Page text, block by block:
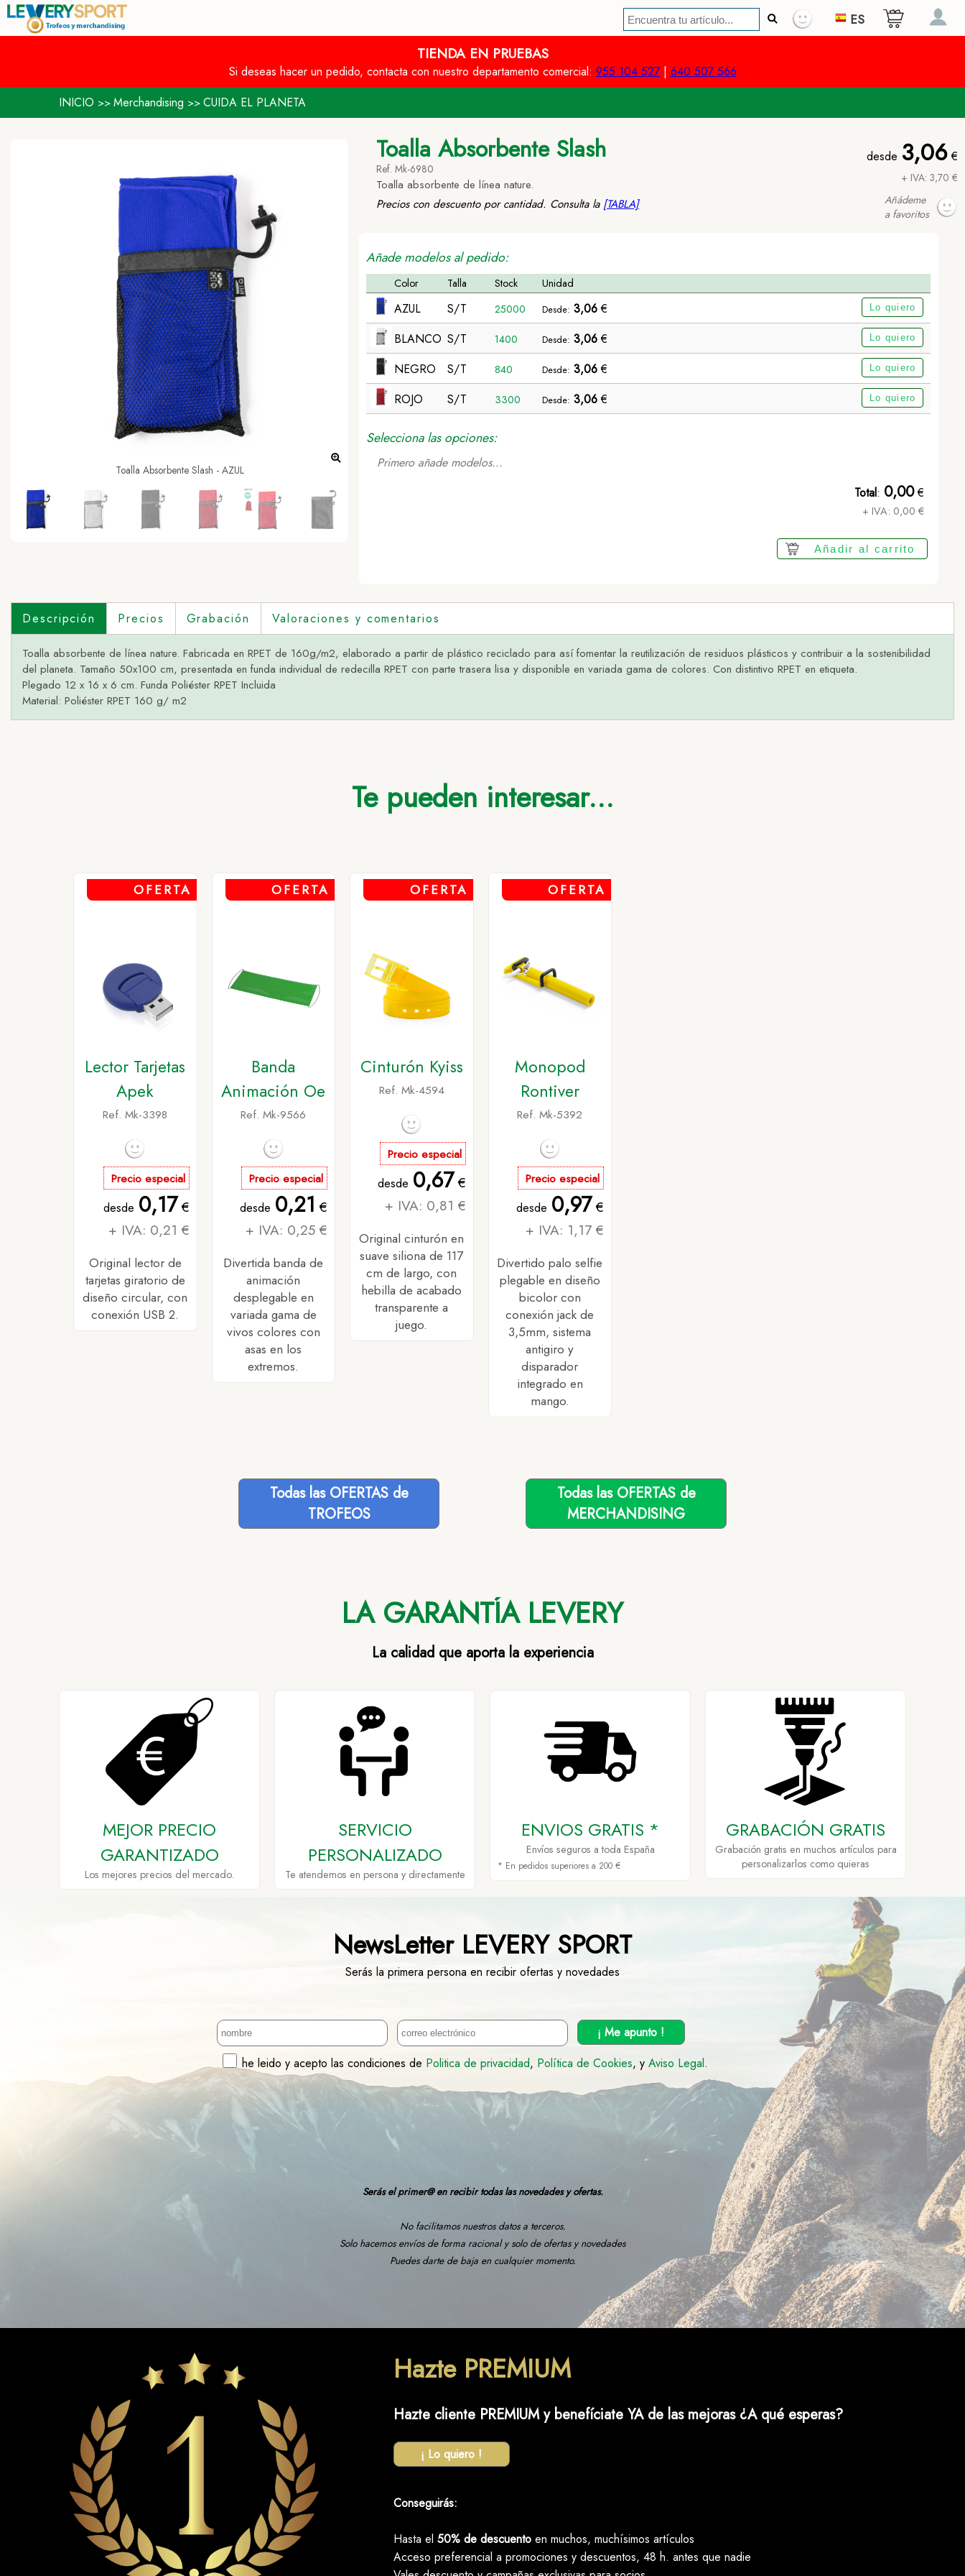
ES
TIENDA EN PRUEBAS
Si deseas hacer un pedido, contacta con nuestro departamento comercial: 955 104 527| 640 507 566
INICIO >> Merchandising >> CUIDA EL PLANETA
Toalla Absorbente Slash
Ref. Mk-6980
Toalla absorbente de línea nature.
Precios con descuento por cantidad. Consulta la [TABLA]
desde 3,06€
+ IVA: 3,70 €
Añádeme
a favoritos
Toalla Absorbente Slash - AZUL Toalla Absorbente Slash - BLANCO
Añade modelos al pedido:
Color Talla Stock Unidad
AZUL S/T 25000 Desde: 3,06€ Lo quiero
BLANCO S/T 1400 Desde: 3,06€ Lo quiero
NEGRO S/T 840 Desde: 3,06€ Lo quiero
ROJO S/T 3300 Desde: 3,06€ Lo quiero
Selecciona las opciones:
Primero añade modelos...
Total: 0,00€
+ IVA: 0,00 €
Añadir al carrito
Descripción Precios Grabación Valoraciones y comentarios
Toalla absorbente de línea nature. Fabricada en RPET de 160g/m2, elaborado a partir de plástico reciclado para así fomentar la reutilización de residuos plásticos y contribuir a la sostenibilidad
del planeta. Tamaño 50x100 cm, presentada en funda individual de redecilla RPET con parte trasera lisa y disponible en variada gama de colores. Con distintivo RPET en etiqueta.
Plegado 12 x 16 x 6 cm. Funda Poliéster RPET Incluida
Material: Poliéster RPET 160 g/ m2
3,52 3,34 3,18 3,06
Te pueden interesar...
OFERTA
Lector Tarjetas
Apek
Ref. Mk-3398
Precio especial
desde 0,17 €
+ IVA: 0,21 €
Original lector de
tarjetas giratorio de
diseño circular, con
conexión USB 2.
OFERTA
Banda
Animación Oe
Ref. Mk-9566
Precio especial
desde 0,21 €
+ IVA: 0,25 €
Divertida banda de
animación
desplegable en
variada gama de
vivos colores con
asas en los
extremos.
OFERTA
Cinturón Kyiss
Ref. Mk-4594
Precio especial
desde 0,67 €
+ IVA: 0,81 €
Original cinturón en
suave siliona de 117
cm de largo, con
hebilla de acabado
transparente a
juego.
OFERTA
Monopod
Rontiver
Ref. Mk-5392
Precio especial
desde 0,97 €
+ IVA: 1,17 €
Divertido palo selfie
plegable en diseño
bicolor con
conexión jack de
3,5mm, sistema
antigiro y
disparador
integrado en
mango.
Todas las OFERTAS de
TROFEOS
Todas las OFERTAS de
MERCHANDISING
LA GARANTÍA LEVERY
La calidad que aporta la experiencia
MEJOR PRECIO
GARANTIZADO
Los mejores precios del mercado.
SERVICIO
PERSONALIZADO
Te atendemos en persona y directamente
ENVIOS GRATIS *
Envíos seguros a toda España
* En pedidos superiores a 200 €
GRABACIÓN GRATIS
Grabación gratis en muchos artículos para
personalizarlos como quieras
NewsLetter LEVERY SPORT
Serás la primera persona en recibir ofertas y novedades
¡ Me apunto !
he leido y acepto las condiciones de Politica de privacidad, Política de Cookies, y Aviso Legal.
Serás el primer@ en recibir todas las novedades y ofertas.
No facilitamos nuestros datos a terceros.
Solo hacemos envíos de forma racional y solo de ofertas y novedades
Puedes darte de baja en cualquier momento.
Hazte PREMIUM
Hazte cliente PREMIUM y benefíciate YA de las mejoras ¿A qué esperas?
¡ Lo quiero !
Conseguirás:
Hasta el 50% de descuentoen muchos, muchísimos artículos
Acceso preferencial a promociones y descuentos, 48 h. antes que nadie